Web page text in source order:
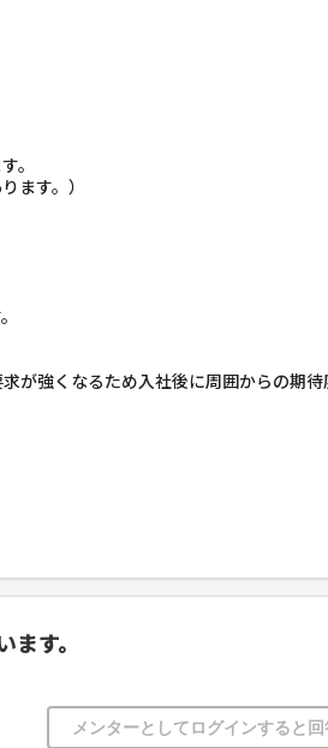
。
ます。）
が強くなるため入社後に周囲からの期
す。
メンターとしてログインすると